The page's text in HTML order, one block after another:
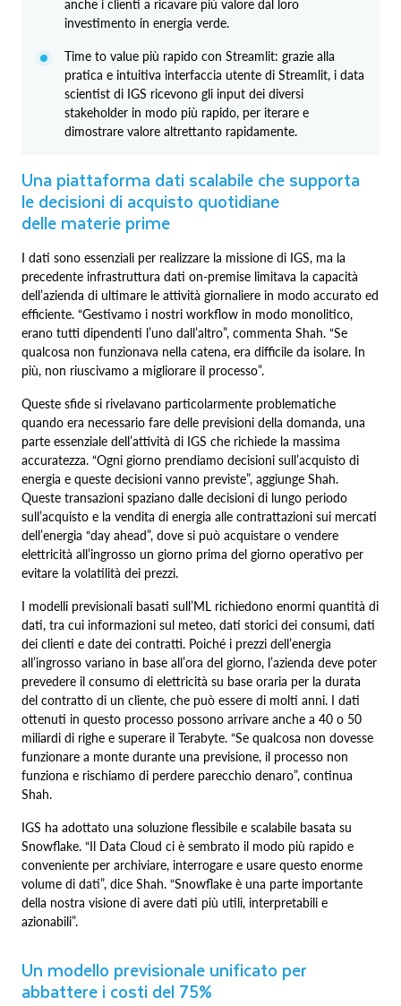
anche i clienti a ricavare più valore dal loro
investimento in energia verde.
Time to value più rapido con Streamlit: grazie alla
pratica e intuitiva interfaccia utente di Streamlit, i data
scientist di IGS ricevono gli input dei diversi
stakeholder in modo più rapido, per iterare e
dimostrare valore altrettanto rapidamente.
Una piattaforma dati scalabile che supporta
le decisioni di acquisto quotidiane
delle materie prime
I dati sono essenziali per realizzare la missione di IGS, ma la
precedente infrastruttura dati on‑premise limitava la capacità
dell’azienda di ultimare le attività giornaliere in modo accurato ed
efficiente. “Gestivamo i nostri workflow in modo monolitico,
erano tutti dipendenti l’uno dall’altro”, commenta Shah. “Se
qualcosa non funzionava nella catena, era difficile da isolare. In
più, non riuscivamo a migliorare il processo”.
Queste sfide si rivelavano particolarmente problematiche
quando era necessario fare delle previsioni della domanda, una
parte essenziale dell’attività di IGS che richiede la massima
accuratezza. “Ogni giorno prendiamo decisioni sull’acquisto di
energia e queste decisioni vanno previste”, aggiunge Shah.
Queste transazioni spaziano dalle decisioni di lungo periodo
sull’acquisto e la vendita di energia alle contrattazioni sui mercati
dell’energia “day ahead”, dove si può acquistare o vendere
elettricità all’ingrosso un giorno prima del giorno operativo per
evitare la volatilità dei prezzi.
I modelli previsionali basati sull’ML richiedono enormi quantità di
dati, tra cui informazioni sul meteo, dati storici dei consumi, dati
dei clienti e date dei contratti. Poiché i prezzi dell’energia
all’ingrosso variano in base all’ora del giorno, l’azienda deve poter
prevedere il consumo di elettricità su base oraria per la durata
del contratto di un cliente, che può essere di molti anni. I dati
ottenuti in questo processo possono arrivare anche a 40 o 50
miliardi di righe e superare il Terabyte. “Se qualcosa non dovesse
funzionare a monte durante una previsione, il processo non
funziona e rischiamo di perdere parecchio denaro”, continua
Shah.
IGS ha adottato una soluzione flessibile e scalabile basata su
Snowflake. “Il Data Cloud ci è sembrato il modo più rapido e
conveniente per archiviare, interrogare e usare questo enorme
volume di dati”, dice Shah. “Snowflake è una parte importante
della nostra visione di avere dati più utili, interpretabili e
azionabili”.
Un modello previsionale unificato per
abbattere i costi del 75%